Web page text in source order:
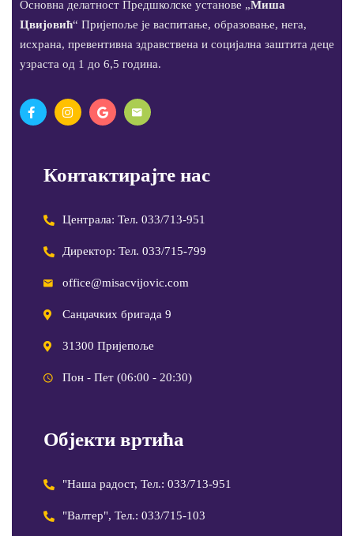
Основна делатност Предшколске установе „Миша
Цвијовић“ Пријепоље је васпитање, образовање, нега,
исхрана, превентивна здравствена и социјална заштита деце
узраста од 1 до 6,5 година.
Контактирајте нас
Централа: Тел. 033/713-951
Директор: Тел. 033/715-799
office@misacvijovic.com
Санџачких бригада 9
31300 Пријепоље
Пон - Пет (06:00 - 20:30)
Објекти вртића
"Наша радост, Тел.: 033/713-951
"Валтер", Тел.: 033/715-103